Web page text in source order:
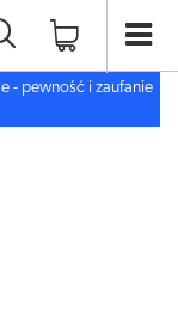
- pewność i zaufanie